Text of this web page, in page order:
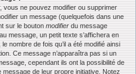
vous ne pouvez modifier ou supprimer
un message (quelquefois dans une
sur le bouton modifier du message
message, un petit texte s’affichera en
nombre de fois qu’il a été modifié ainsi
Ce message n’apparaîtra pas si un
cependant ils ont la possibilité de
message de leur propre initiative. Notez